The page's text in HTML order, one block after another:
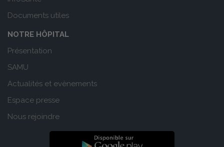
Documents utiles
NOTRE HÔPITAL
Présentation
SAMU
Actualités et evènements
Espace presse
Nous rejoindre